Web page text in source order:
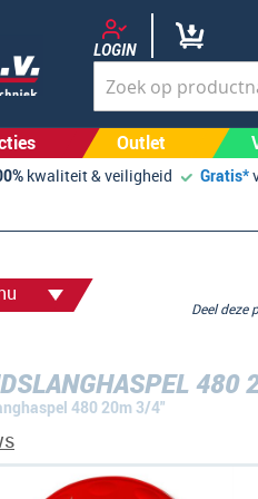
LOGIN
Outlet
kwaliteit & veiligheid Gratis*
480
480 20m 3/4"
Deel